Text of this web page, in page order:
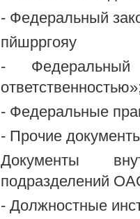
- Федеральный
пйшрргояу
-
- Федеральные
- Прочие
Документы
подразделений
- Должностные